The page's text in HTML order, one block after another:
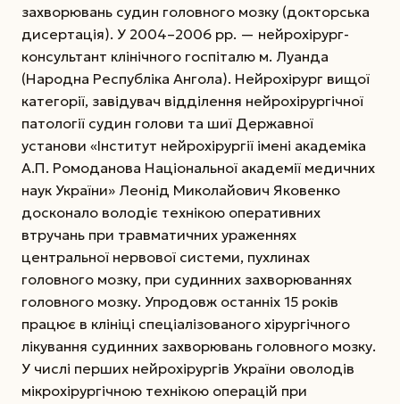
захворювань судин головного мозку (докторська
дисертація). У 2004–2006 рр. — нейрохірург-
консультант клінічного госпіталю м. Луанда
(Народна Республіка Ангола). Нейрохірург вищої
категорії, завідувач відділення нейрохірургічної
патології судин голови та шиї Державної
установи «Інститут нейрохірургії імені академіка
А.П. Ромоданова Національної академії медичних
наук України» Леонід Миколайович Яковенко
досконало володіє технікою оперативних
втручань при травматичних ураженнях
центральної нервової системи, пухлинах
головного мозку, при судинних захворюваннях
головного мозку. Упродовж останніх 15 років
працює в клініці спеціалізованого хірургічного
лікування судинних захворювань головного мозку.
У числі перших нейрохірургів України оволодів
мікрохірургічною технікою операцій при